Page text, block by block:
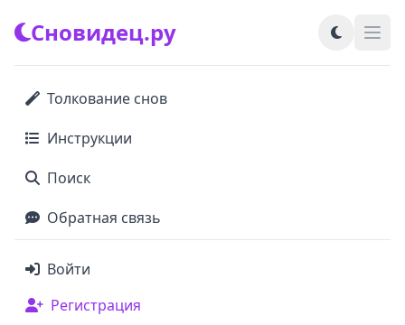
Сновидец.ру
Толкование снов
Инструкции
Поиск
Обратная связь
Войти
Регистрация